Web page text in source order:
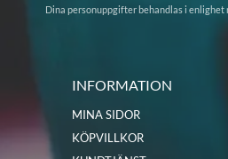
Dina personuppgifter behandlas i enlighet
INFORMATION
MINA SIDOR
KÖPVILLKOR